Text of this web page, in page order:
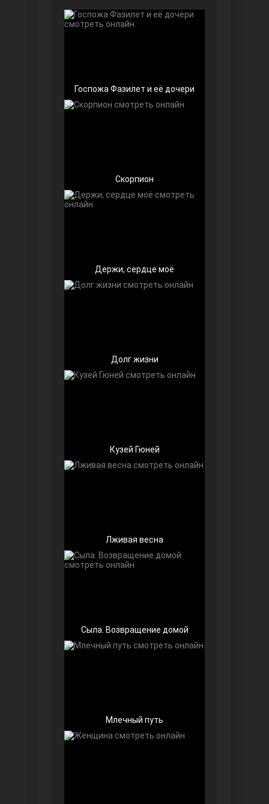
Чёрно-белая любовь
Девушка за стеклом
Беззащитные
Госпожа Фазилет и её дочери
Скорпион
Держи, сердце моё
Долг жизни
Кузей Гюней
Лживая весна
Сыла. Возвращение домой
Млечный путь